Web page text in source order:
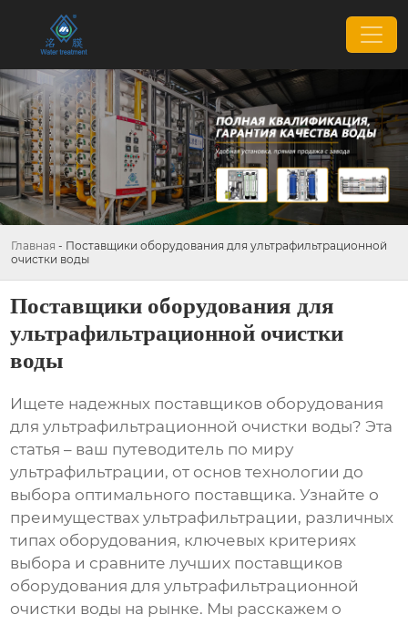
Главная - Поставщики оборудования для ультрафильтрационной
очистки воды
Поставщики оборудования для
ультрафильтрационной очистки
воды
Ищете надежных поставщиков оборудования
для ультрафильтрационной очистки воды? Эта
статья – ваш путеводитель по миру
ультрафильтрации, от основ технологии до
выбора оптимального поставщика. Узнайте о
преимуществах ультрафильтрации, различных
типах оборудования, ключевых критериях
выбора и сравните лучших поставщиков
оборудования для ультрафильтрационной
очистки воды на рынке. Мы расскажем о